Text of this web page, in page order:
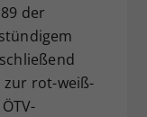
der
zur rot-weiß-